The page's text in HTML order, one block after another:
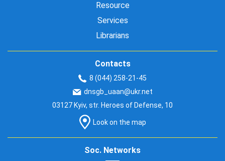
Resource
Services
Librarians
Contacts
8 (044) 258-21-45
dnsgb_uaan@ukr.net
03127 Kyiv, str. Heroes of Defense, 10
Look on the map
Soc. Networks